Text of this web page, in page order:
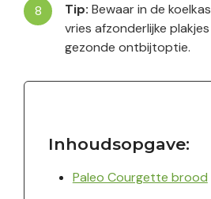
Tip: Bewaar in de
vries afzonderlijke
gezonde ontbijtoptie.
Inhoudsopgave:
Paleo Courgette brood